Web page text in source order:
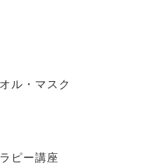
ル・マスク
ピー講座